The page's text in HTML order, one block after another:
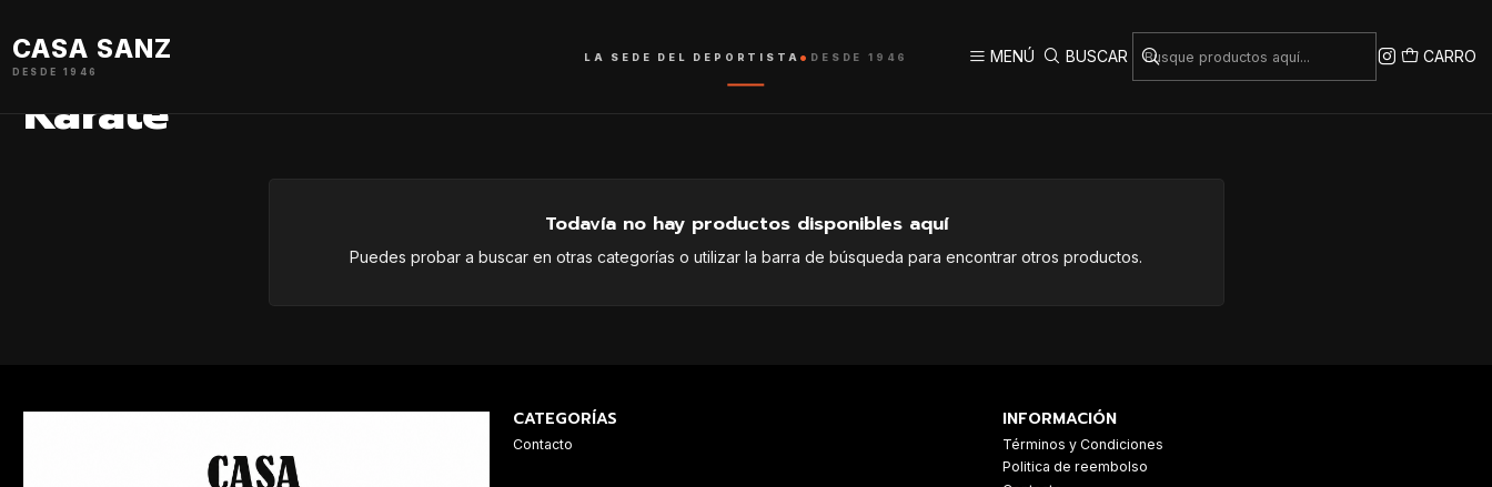
LA SEDE DEL DEPORTISTA • DESDE 1946
CASA SANZ
DESDE 1946
MENÚ BUSCAR CARRO
Inicio Deporte De Contacto
Karate
Todavía no hay productos disponibles aquí
Puedes probar a buscar en otras categorías o utilizar la barra de búsqueda para encontrar otros productos.
CATEGORÍAS
Contacto
INFORMACIÓN
Términos y Condiciones
Politica de reembolso